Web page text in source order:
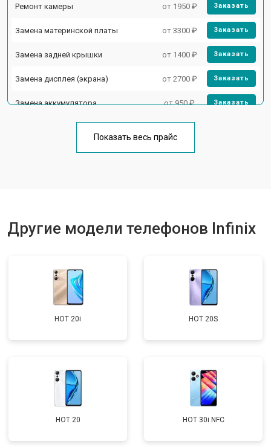
Ремонт камеры от 1950 ₽ Заказать
Замена материнской платы от 3300 ₽ Заказать
Замена задней крышки от 1400 ₽ Заказать
Замена дисплея (экрана) от 2700 ₽ Заказать
Замена аккумулятора от 950 ₽ Заказать
Ремонт цепи питания от 3200 ₽
Показать весь прайс
Другие модели телефонов Infinix
HOT 20i HOT 20S
HOT 20 HOT 30i NFC